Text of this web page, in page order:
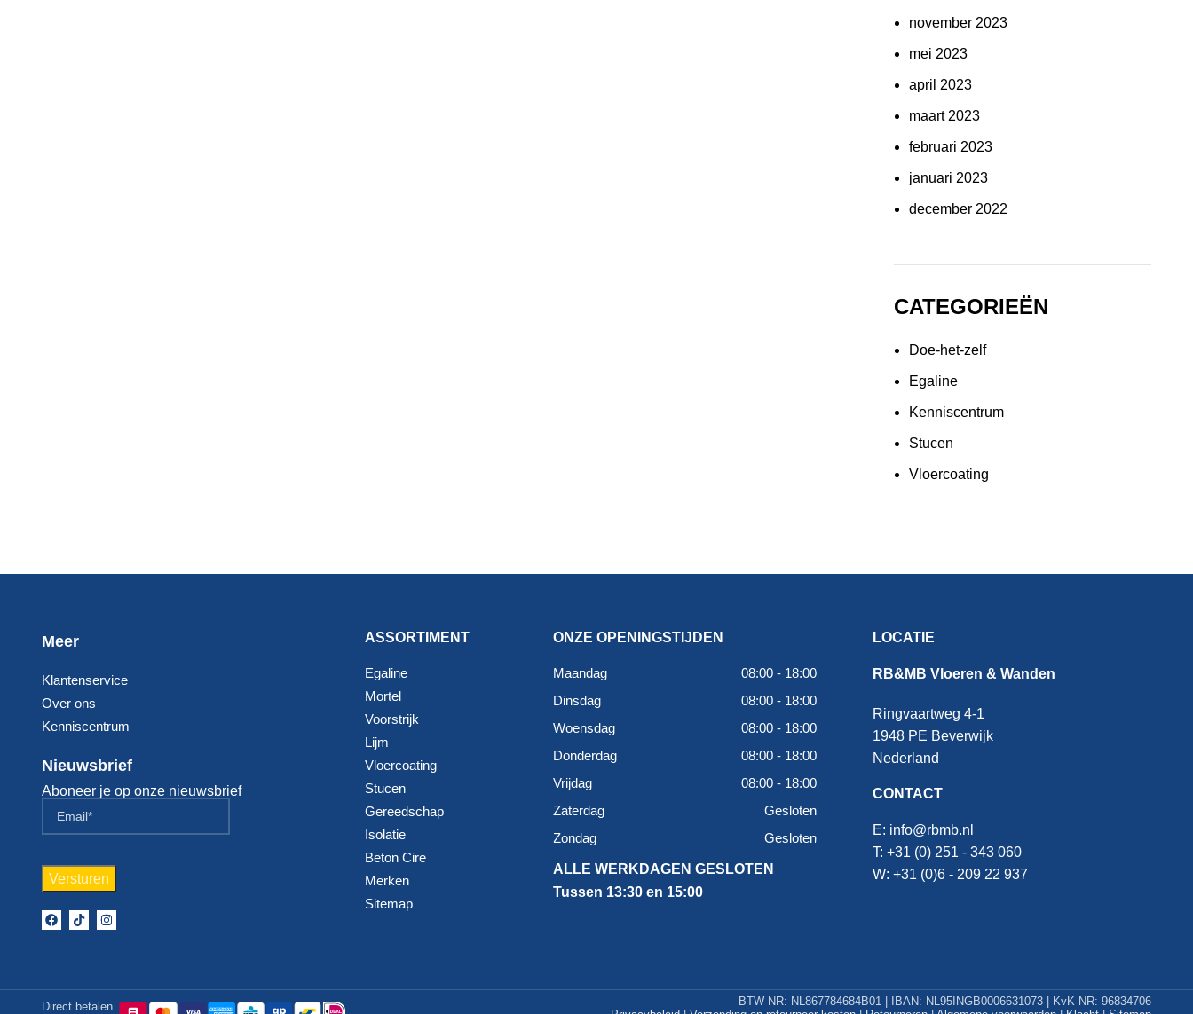
november 2023
mei 2023
april 2023
maart 2023
februari 2023
januari 2023
december 2022
CATEGORIEËN
Doe-het-zelf
Egaline
Kenniscentrum
Stucen
Vloercoating
Meer
Klantenservice
Over ons
Kenniscentrum
Nieuwsbrief
Aboneer je op onze nieuwsbrief
ASSORTIMENT
Egaline
Mortel
Voorstrijk
Lijm
Vloercoating
Stucen
Gereedschap
Isolatie
Beton Cire
Merken
Sitemap
ONZE OPENINGSTIJDEN
Maandag
08:00 - 18:00
Dinsdag
08:00 - 18:00
Woensdag
08:00 - 18:00
Donderdag
08:00 - 18:00
Vrijdag
08:00 - 18:00
Zaterdag
Gesloten
Zondag
Gesloten
ALLE WERKDAGEN GESLOTEN
Tussen 13:30 en 15:00
LOCATIE
RB&MB Vloeren & Wanden
Ringvaartweg 4-1
1948 PE Beverwijk
Nederland
CONTACT
E: info@rbmb.nl
T: +31 (0) 251 - 343 060
W: +31 (0)6 - 209 22 937
Direct betalen
BTW NR: NL867784684B01 | IBAN: NL95INGB0006631073 | KvK NR: 96834706